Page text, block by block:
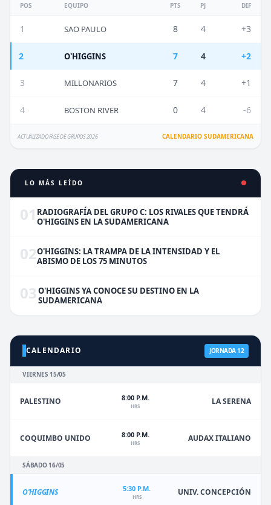
POS EQUIPO PTS PJ DIF
1 SAO PAULO 8 4 +3
2 O'HIGGINS 7 4 +2
3 MILLONARIOS 7 4 +1
4 BOSTON RIVER 0 4 -6
ACTUALIZADO FASE DE GRUPOS 2026 CALENDARIO SUDAMERICANA
LO MÁS LEÍDO
01 RADIOGRAFÍA DEL GRUPO C: LOS RIVALES QUE TENDRÁ
O'HIGGINS EN LA SUDAMERICANA
02O'HIGGINS: LA TRAMPA DE LA INTENSIDAD Y EL
ABISMO DE LOS 75 MINUTOS
03 O'HIGGINS YA CONOCE SU DESTINO EN LA
SUDAMERICANA
CALENDARIO JORNADA 12
VIERNES 15/05
PALESTINO 8:00 P.M.
HRS LA SERENA
COQUIMBO UNIDO 8:00 P.M.
HRS AUDAX ITALIANO
SÁBADO 16/05
O'HIGGINS 5:30 P.M.
HRS UNIV. CONCEPCIÓN